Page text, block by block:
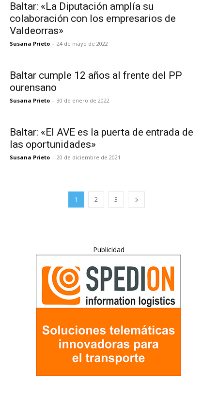
Baltar: «La Diputación amplía su
colaboración con los empresarios de
Valdeorras»
Susana Prieto - 24 de mayo de 2022
Baltar cumple 12 años al frente del PP
ourensano
Susana Prieto - 30 de enero de 2022
Baltar: «El AVE es la puerta de entrada de
las oportunidades»
Susana Prieto - 20 de diciembre de 2021
1 2 3
Publicidad